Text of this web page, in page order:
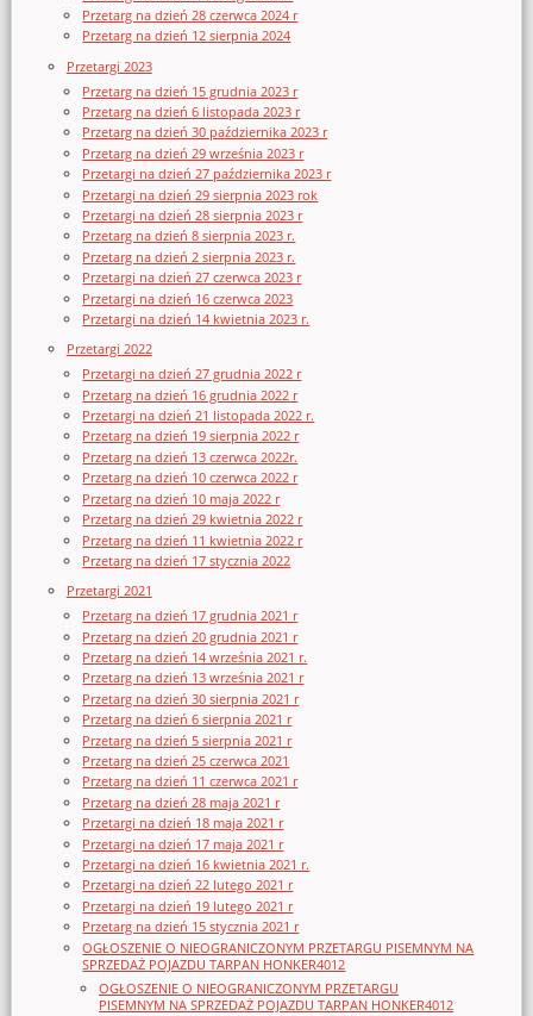
Przetarg na dzień 28 czerwca 2024 r
Przetarg na dzień 12 sierpnia 2024
Przetargi 2023
Przetarg na dzień 15 grudnia 2023 r
Przetarg na dzień 6 listopada 2023 r
Przetarg na dzień 30 października 2023 r
Przetarg na dzień 29 września 2023 r
Przetargi na dzień 27 października 2023 r
Przetargi na dzień 29 sierpnia 2023 rok
Przetargi na dzień 28 sierpnia 2023 r
Przetarg na dzień 8 sierpnia 2023 r.
Przetarg na dzień 2 sierpnia 2023 r.
Przetargi na dzień 27 czerwca 2023 r
Przetargi na dzień 16 czerwca 2023
Przetargi na dzień 14 kwietnia 2023 r.
Przetargi 2022
Przetargi na dzień 27 grudnia 2022 r
Przetarg na dzień 16 grudnia 2022 r
Przetargi na dzień 21 listopada 2022 r.
Przetarg na dzień 19 sierpnia 2022 r
Przetarg na dzień 13 czerwca 2022r.
Przetarg na dzień 10 czerwca 2022 r
Przetarg na dzień 10 maja 2022 r
Przetarg na dzień 29 kwietnia 2022 r
Przetarg na dzień 11 kwietnia 2022 r
Przetarg na dzień 17 stycznia 2022
Przetargi 2021
Przetarg na dzień 17 grudnia 2021 r
Przetarg na dzień 20 grudnia 2021 r
Przetarg na dzień 14 września 2021 r.
Przetarg na dzień 13 września 2021 r
Przetarg na dzień 30 sierpnia 2021 r
Przetarg na dzień 6 sierpnia 2021 r
Przetarg na dzień 5 sierpnia 2021 r
Przetarg na dzień 25 czerwca 2021
Przetarg na dzień 11 czerwca 2021 r
Przetarg na dzień 28 maja 2021 r
Przetargi na dzień 18 maja 2021 r
Przetargi na dzień 17 maja 2021 r
Przetargi na dzień 16 kwietnia 2021 r.
Przetargi na dzień 22 lutego 2021 r
Przetargi na dzień 19 lutego 2021 r
Przetarg na dzień 15 stycznia 2021 r
OGŁOSZENIE O NIEOGRANICZONYM PRZETARGU PISEMNYM NA
SPRZEDAŻ POJAZDU TARPAN HONKER4012
OGŁOSZENIE O NIEOGRANICZONYM PRZETARGU
PISEMNYM NA SPRZEDAŻ POJAZDU TARPAN HONKER4012